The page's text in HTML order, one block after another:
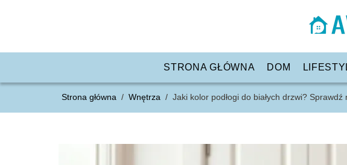
STRONA GŁÓWNA DOM
Strona główna / Wnętrza / Jaki kolor podłogi do białych drzwi? Sprawdź